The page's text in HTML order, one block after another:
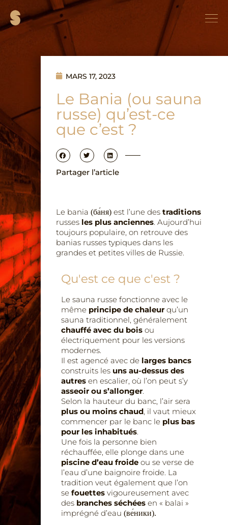
MARS 17, 2023
Le Bania (ou sauna
russe) qu’est-ce
que c’est ?
Partager l’article
Le bania (ба́ня) est l’une des traditions
russes les plus anciennes. Aujourd’hui
toujours populaire, on retrouve des
banias russes typiques dans les
grandes et petites villes de Russie.
Qu'est ce que c'est ?
Le sauna russe fonctionne avec le
même principe de chaleurqu’un
sauna traditionnel, généralement
chauffé avec du bois ou
électriquement pour les versions
modernes.
Il est agencé avec de larges bancs
construits les uns au-dessus des
autres en escalier, où l’on peut s’y
asseoir ou s’allonger.
Selon la hauteur du banc, l’air sera
plus ou moins chaud, il vaut mieux
commencer par le banc le plus bas
pour les inhabitués.
Une fois la personne bien
réchauffée, elle plonge dans une
piscine d’eau froide ou se verse de
l’eau d’une baignoire froide. La
tradition veut également que l’on
se fouettes vigoureusement avec
des branches séchées en « balai »
imprégné d’eau (ве́ники).